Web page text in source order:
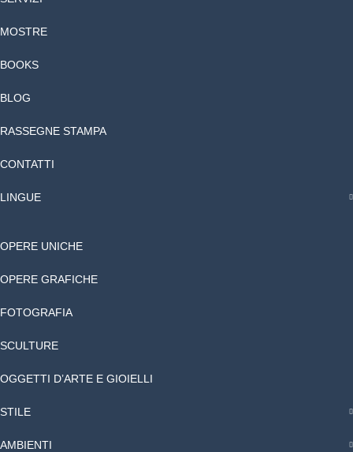
MOSTRE
BOOKS
BLOG
RASSEGNE STAMPA
CONTATTI
LINGUE
OPERE UNICHE
OPERE GRAFICHE
FOTOGRAFIA
SCULTURE
OGGETTI D’ARTE E GIOIELLI
STILE
AMBIENTI